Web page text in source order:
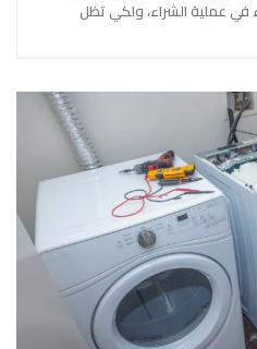
في عملية الشراء، ولكي تظل